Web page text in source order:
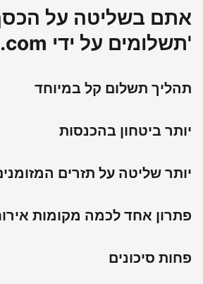
אתם בשליטה על
'תשלומים על ידי Booking.com'
תהליך תשלום קל במיוחד
יותר ביטחון בהכנסות
יותר שליטה על תזרים
פתרון אחד לכמה מקומות
פחות סיכונים